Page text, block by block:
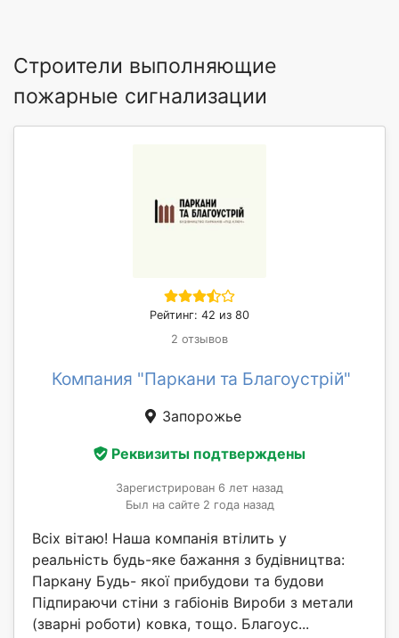
Строители выполняющие
пожарные сигнализации
Рейтинг: 42 из 80
2 отзывов
Компания "Паркани та Благоустрій"
Запорожье
Реквизиты подтверждены
Зарегистрирован 6 лет назад
Был на сайте 2 года назад
Всіх вітаю! Наша компанія втілить у
реальність будь-яке бажання з будівництва:
Паркану Будь- якої прибудови та будови
Підпираючи стіни з габіонів Вироби з метали
(зварні роботи) ковка, тощо. Благоус...